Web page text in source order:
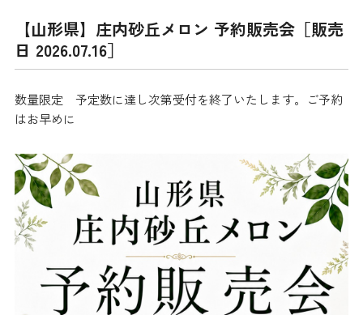
【山形県】庄内砂丘メロン 予約販売会［販売
日 2026.07.16］
数量限定 予定数に達し次第受付を終了いたします。ご予約
はお早めに